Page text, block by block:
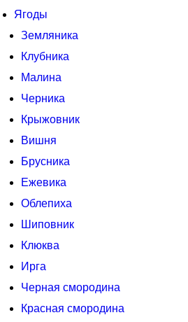
Ягоды
Земляника
Клубника
Малина
Черника
Крыжовник
Вишня
Брусника
Ежевика
Облепиха
Шиповник
Клюква
Ирга
Черная смородина
Красная смородина